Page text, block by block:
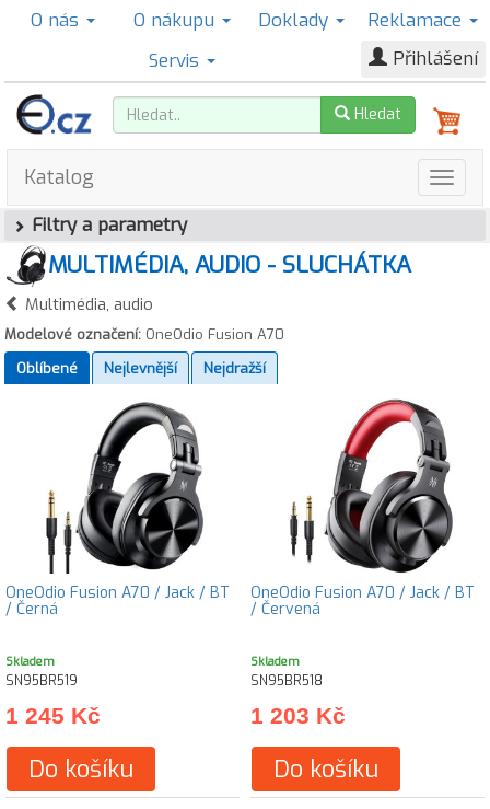
O nás O nákupu Doklady
Reklamace
Servis
Přihlášení
Hledat
Katalog
Filtry a parametry
MULTIMÉDIA, AUDIO - SLUCHÁTKA
Multimédia, audio
Modelové označení: OneOdio Fusion A70
Oblíbené
Nejlevnější Nejdražší
OneOdio Fusion A70 / Jack / BT
/ Černá
Skladem
SN95BR519
1 245 Kč
Do košíku
OneOdio Fusion A70 / Jack / BT
/ Červená
Skladem
SN95BR518
1 203 Kč
Do košíku